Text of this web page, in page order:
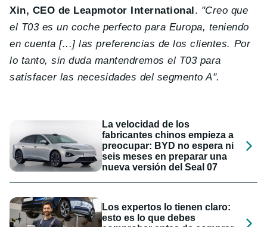
Xin, CEO de Leapmotor International. "Creo que
el T03 es un coche perfecto para Europa, teniendo
en cuenta [...] las preferencias de los clientes. Por
lo tanto, sin duda mantendremos el T03 para
satisfacer las necesidades del segmento A".
La velocidad de los
fabricantes chinos empieza a
preocupar: BYD no espera ni
seis meses en preparar una
nueva versión del Seal 07
Los expertos lo tienen claro:
esto es lo que debes